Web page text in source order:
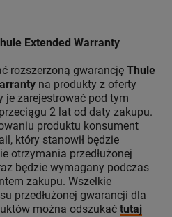
Extended Warranty
rozszerzoną gwarancję Thule
na produkty z oferty
je zarejestrować pod tym
2 lat od daty zakupu.
produktu konsument
który stanowił będzie
otrzymania przedłużonej
będzie wymagany podczas
zakupu. Wszelkie
przedłużonej gwarancji dla
można odszukać tutaj